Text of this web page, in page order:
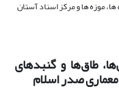
طاق‌ها و گنبدهای
صدر اسلام